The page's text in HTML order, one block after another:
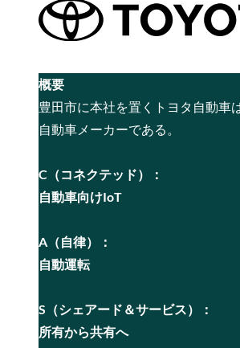
概要
豊田市に本社を置くトヨタ自動車
自動車メーカーである。
C（コネクテッド）：
自動車向けIoT
A（自律）：
自動運転
S（シェアード＆サービス）：
所有から共有へ